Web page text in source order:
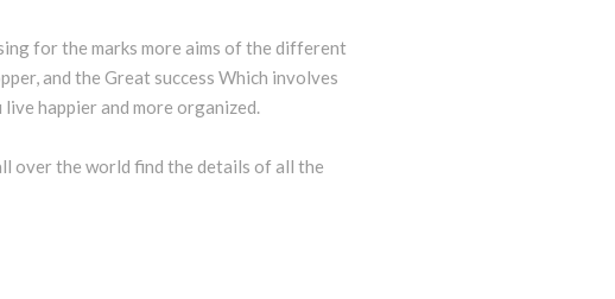
for the marks more aims of the different
and the Great success Which involves
happier and more organized.
over the world find the details of all the